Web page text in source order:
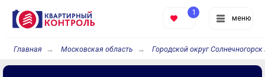
меню
1
Главная Московская область Городской округ